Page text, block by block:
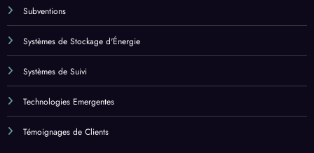
Subventions
Systèmes de Stockage d'Énergie
Systèmes de Suivi
Technologies Emergentes
Témoignages de Clients